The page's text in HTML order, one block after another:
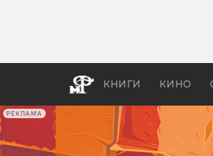
РЕКЛАМА
КНИГИ КИНО